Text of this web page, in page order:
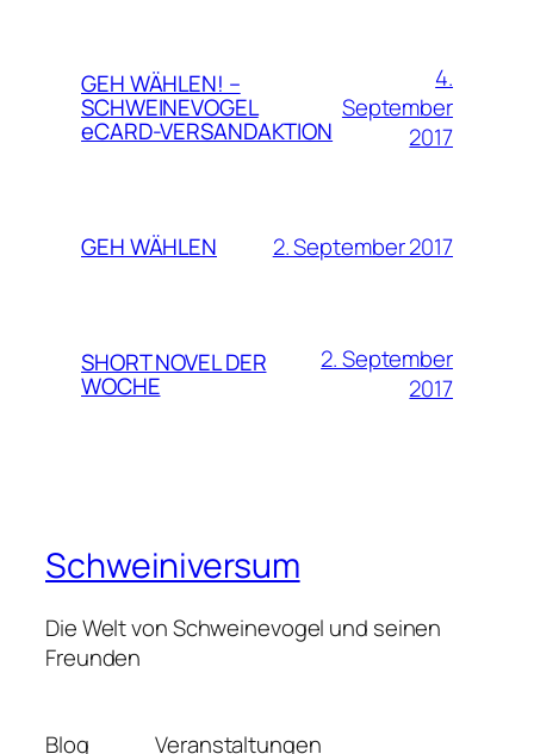
GEH WÄHLEN! –
SCHWEINEVOGEL
eCARD-VERSANDAKTION
4.
September
2017
GEH WÄHLEN 2. September 2017
SHORT NOVEL DER
WOCHE
2. September
2017
Schweiniversum
Die Welt von Schweinevogel und seinen
Freunden
Blog Veranstaltungen